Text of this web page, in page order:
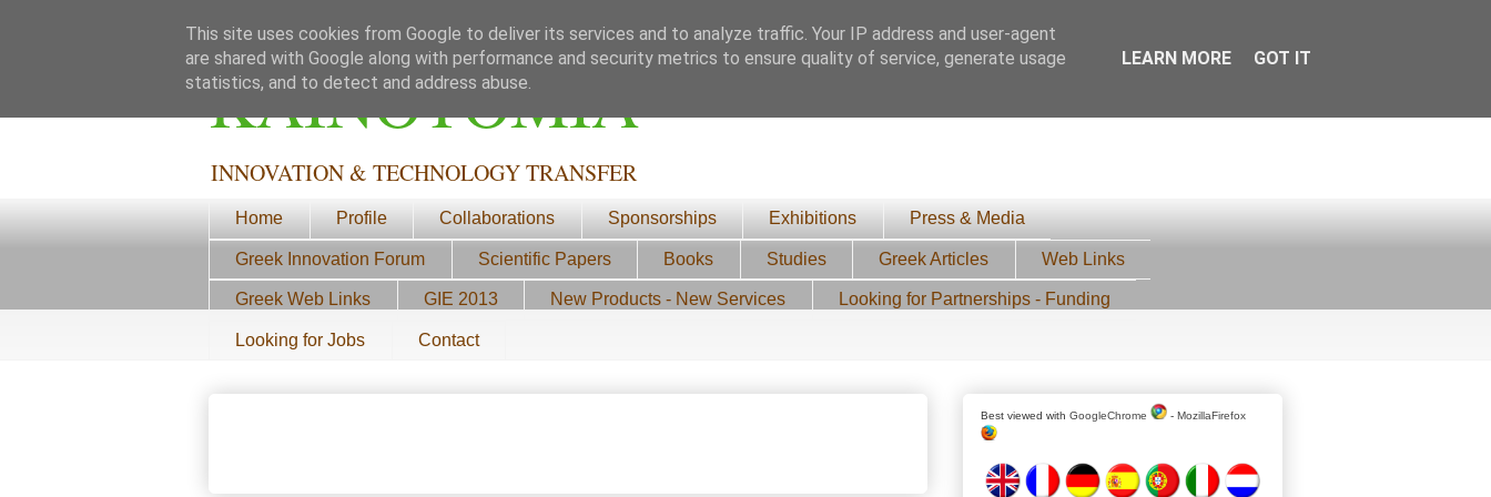
ΚΑΙΝΟΤΟΜΙΑ
INNOVATION & TECHNOLOGY TRANSFER
Home Profile Collaborations Sponsorships Exhibitions Press & Media
Greek Innovation Forum Scientific Papers Books Studies Greek Articles Web Links
Greek Web Links GIE 2013 New Products - New Services Looking for Partnerships - Funding
Looking for Jobs Contact
Best viewed with GoogleChrome - MozillaFirefox
This site uses cookies from Google to deliver its services and to analyze traffic. Your IP address and user-agent
are shared with Google along with performance and security metrics to ensure quality of service, generate usage
statistics, and to detect and address abuse.
LEARN MORE GOT IT